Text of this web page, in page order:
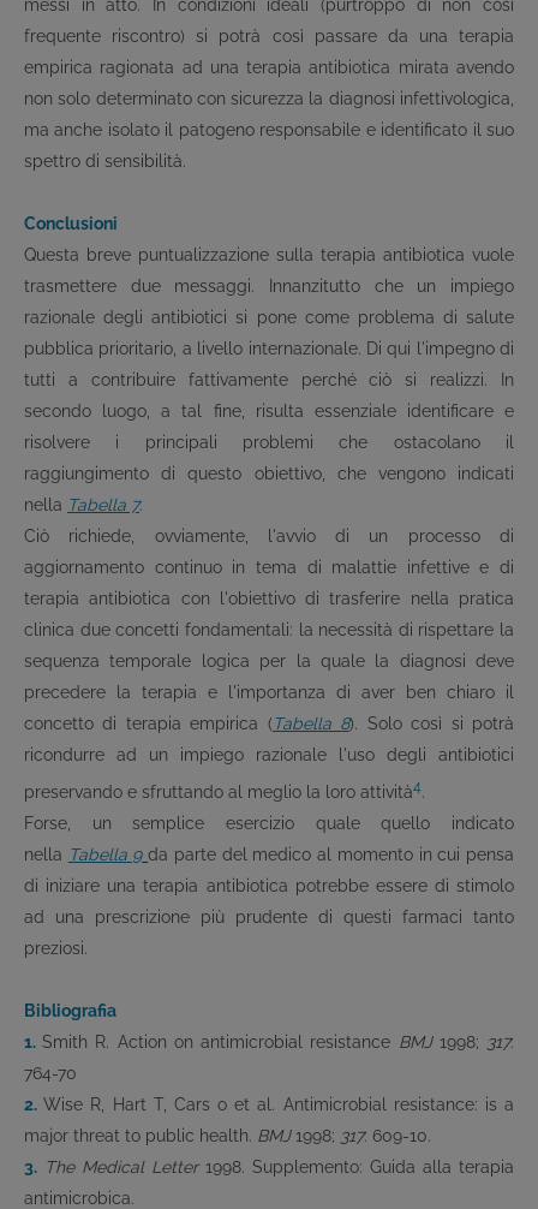
messi in atto. In condizioni ideali (purtroppo di non così
frequente riscontro) si potrà così passare da una terapia
empirica ragionata ad una terapia antibiotica mirata avendo
non solo determinato con sicurezza la diagnosi infettivologica,
ma anche isolato il patogeno responsabile e identificato il suo
spettro di sensibilità.
Conclusioni
Questa breve puntualizzazione sulla terapia antibiotica vuole
trasmettere due messaggi. Innanzitutto che un impiego
razionale degli antibiotici si pone come problema di salute
pubblica prioritario, a livello internazionale. Di qui l'impegno di
tutti a contribuire fattivamente perché ciò si realizzi. In
secondo luogo, a tal fine, risulta essenziale identificare e
risolvere i principali problemi che ostacolano il
raggiungimento di questo obiettivo, che vengono indicati
nella Tabella 7.
Ciò richiede, ovviamente, l'avvio di un processo di
aggiornamento continuo in tema di malattie infettive e di
terapia antibiotica con l'obiettivo di trasferire nella pratica
clinica due concetti fondamentali: la necessità di rispettare la
sequenza temporale logica per la quale la diagnosi deve
precedere la terapia e l'importanza di aver ben chiaro il
concetto di terapia empirica (Tabella 8). Solo così si potrà
ricondurre ad un impiego razionale l'uso degli antibiotici
preservando e sfruttando al meglio la loro attività4.
Forse, un semplice esercizio quale quello indicato
nella Tabella 9 da parte del medico al momento in cui pensa
di iniziare una terapia antibiotica potrebbe essere di stimolo
ad una prescrizione più prudente di questi farmaci tanto
preziosi.
Bibliografia
1.Smith R. Action on antimicrobial resistance BMJ 1998; 317:
764-70
2.Wise R, Hart T, Cars o et al. Antimicrobial resistance: is a
major threat to public health. BMJ1998; 317: 609-10.
3. The Medical Letter1998. Supplemento: Guida alla terapia
antimicrobica.